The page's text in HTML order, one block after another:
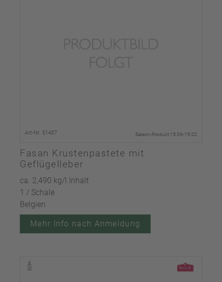
Art-Nr. 51437 Saison-Produkt 15.09-15.02
Fasan Krustenpastete mit
Geflügelleber
ca. 2,490 kg/l Inhalt
1 / Schale
Belgien
Mehr Info nach Anmeldung